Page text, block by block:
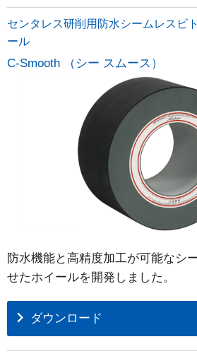
センタレス研削用防水シームレスビ
ール
C-Smooth （シー スムース）
防水機能と高精度加工が可能なシ
せたホイールを開発しました。
ダウンロード